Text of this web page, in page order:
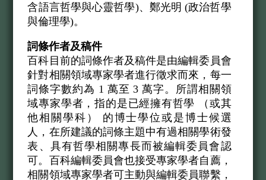
含語言哲學與心靈哲學)、鄭光明 (政治哲學
與倫理學)。
詞條作者及稿件
百科目前的詞條作者及稿件是由編輯委員會
針對相關領域專家學者進行徵求而來，每一
詞條字數約為 1 萬至 3 萬字。所謂相關領
域專家學者，指的是已經擁有哲學 （或其
他相關學科） 的博士學位或是博士候選
人，在所建議的詞條主題中有過相關學術發
表、具有哲學相關專長而被編輯委員會認
可。百科編輯委員會也接受專家學者自薦，
相關領域專家學者可主動與編輯委員聯繫，